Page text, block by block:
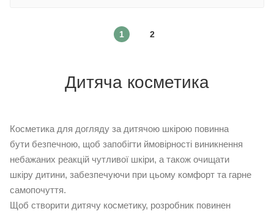
1 2
Дитяча косметика
Косметика для догляду за дитячою шкірою повинна
бути безпечною, щоб запобігти ймовірності виникнення
небажаних реакцій чутливої ​​шкіри, а також очищати
шкіру дитини, забезпечуючи при цьому комфорт та гарне
самопочуття.
Щоб створити дитячу косметику, розробник повинен